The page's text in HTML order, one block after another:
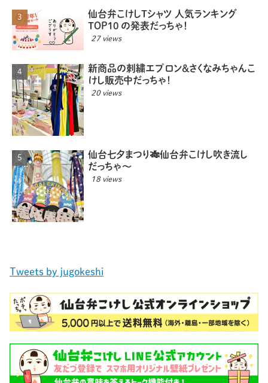
仙台弁こけしTシャツ 人気ランキング
TOP10 の発表だっちゃ！
27 views
新商品の刺繍エプロン＆さくなみちゃんこ
けし販売中だっちゃ！
20 views
仙台七夕まつり🎋仙台弁こけし吹き流し
だっちゃ〜
18 views
Tweets by jugokeshi